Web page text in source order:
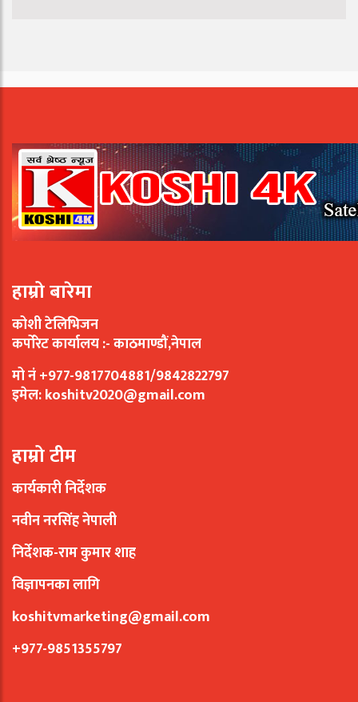
हाम्रो बारेमा
कोशी टेलिभिजन
कर्पोरेट कार्यालय :- काठमाण्डौं,नेपाल
मो नं +977-9817704881/9842822797
इमेल:koshitv2020@gmail.com
हाम्रो टीम
कार्यकारी निर्देशक
नवीन नरसिंह नेपाली
निर्देशक-राम कुमार शाह
विज्ञापनका लागि
koshitvmarketing@gmail.com
+977-9851355797